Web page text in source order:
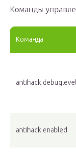
Команды
Команда
antihack.debuglevel
antihack.enabled